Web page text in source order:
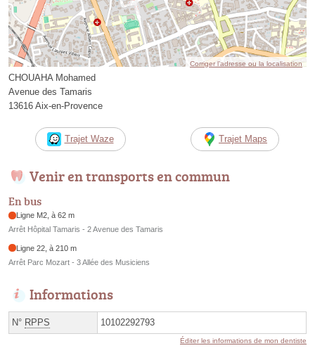
Corriger l’adresse ou la localisation
CHOUAHA Mohamed
Avenue des Tamaris
13616 Aix-en-Provence
Trajet Waze Trajet Maps
Venir en transports en commun
En bus
Ligne M2, à 62 m
Arrêt Hôpital Tamaris - 2 Avenue des Tamaris
Ligne 22, à 210 m
Arrêt Parc Mozart - 3 Allée des Musiciens
Informations
N° RPPS 10102292793
Éditer les informations de mon dentiste